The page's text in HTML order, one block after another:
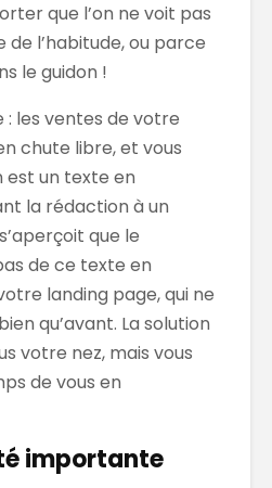
que l’on ne voit pas
l’habitude, ou parce
le guidon !
: les ventes de votre
chute libre, et vous
est un texte en
la rédaction à un
que le
de ce texte en
landing page, qui ne
qu’avant. La solution
votre nez, mais vous
de vous en
importante